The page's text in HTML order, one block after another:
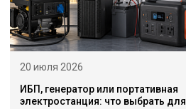
20 июля 2026
ИБП, генератор или портативная
электростанция: что выбрать для